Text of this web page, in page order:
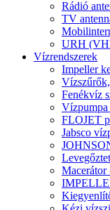
Rádió
TV
URH
Vízrendszerek
Impeller
Fenékvíz
Vízpumpa
FLOJET
Jabsco
Macerátor